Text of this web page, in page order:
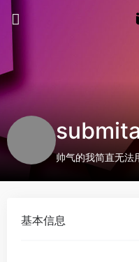
帅气的我简直无法
基本信息